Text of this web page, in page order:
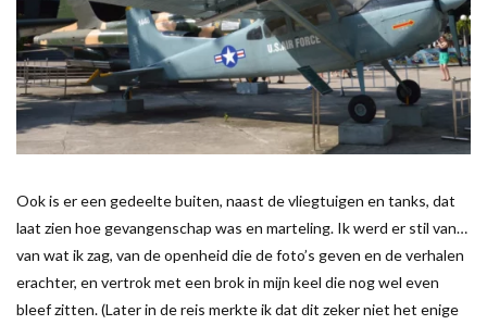
Ook is er een gedeelte buiten, naast de vliegtuigen en tanks, dat
laat zien hoe gevangenschap was en marteling. Ik werd er stil van…
van wat ik zag, van de openheid die de foto’s geven en de verhalen
erachter, en vertrok met een brok in mijn keel die nog wel even
bleef zitten. (Later in de reis merkte ik dat dit zeker niet het enige